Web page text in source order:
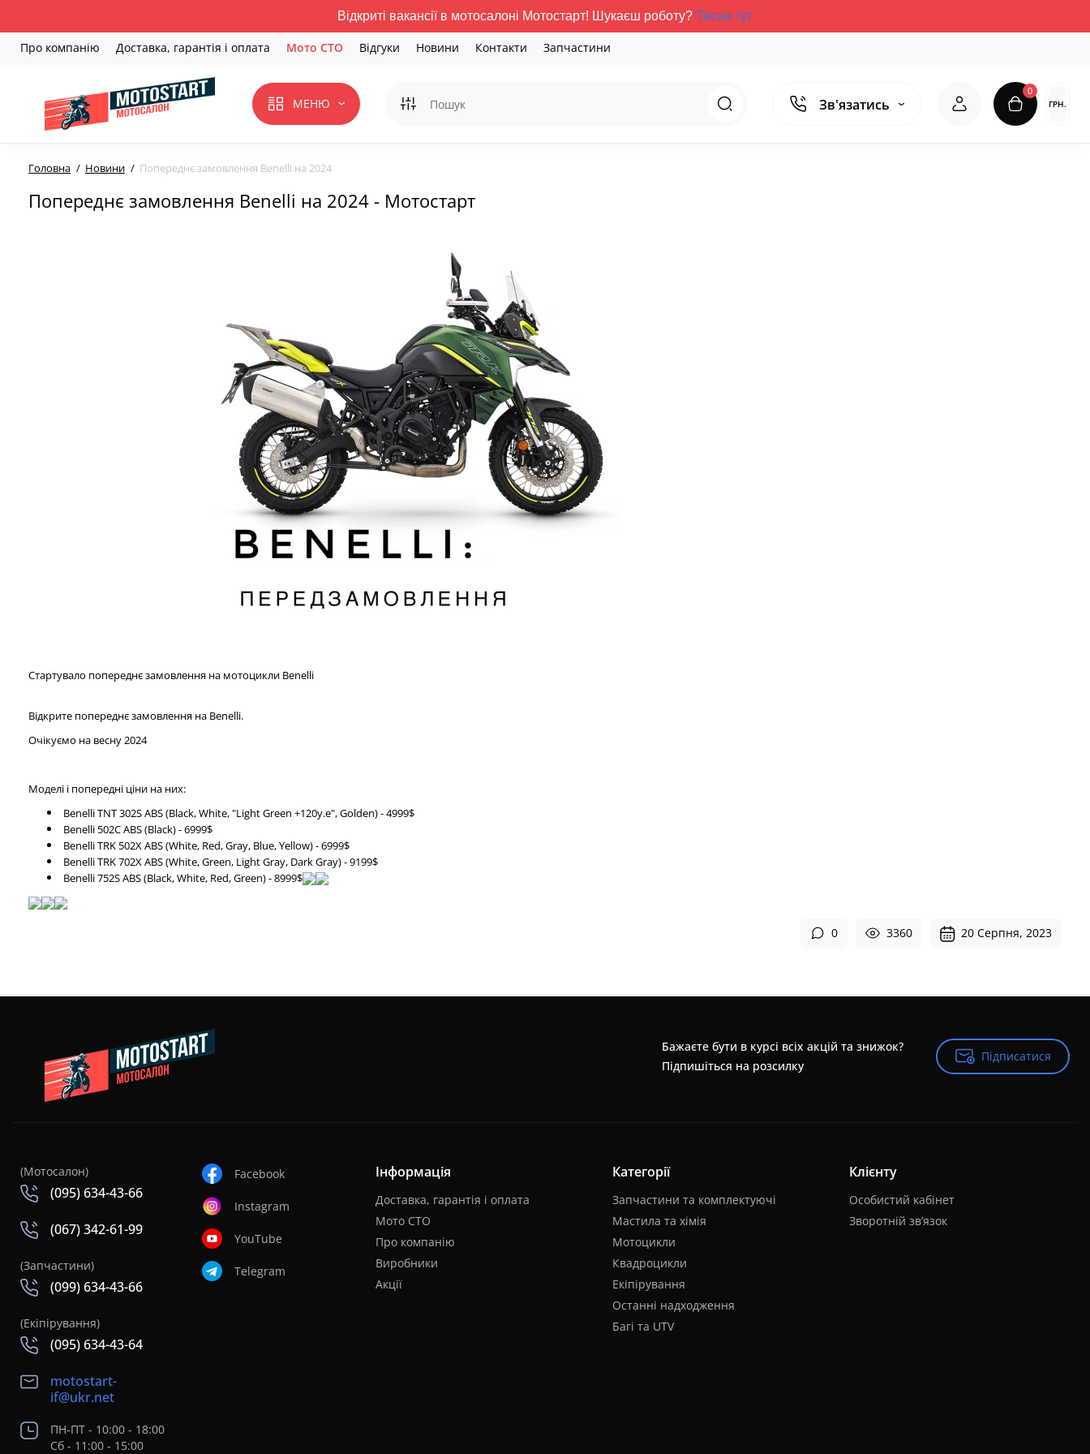
Відкриті вакансії в мотосалоні Мотостарт! Шукаєш роботу? Тисни тут
Про компанію Доставка, гарантія і оплата Мото СТО Відгуки Новини Контакти Запчастини
МЕНЮ Зв'язатись
0
ГРН.
Головна Новини Попереднє замовлення Benelli на 2024
Попереднє замовлення Benelli на 2024 - Мотостарт
Стартувало попереднє замовлення на мотоцикли Benelli
Відкрите попереднє замовлення на Benelli.
Очікуємо на весну 2024
Моделі і попередні ціни на них:
Benelli TNT 302S ABS (Black, White, "Light Green +120у.е", Golden) - 4999$
Benelli 502С АВS (Black) - 6999$
Benelli TRK 502X ABS (White, Red, Gray, Blue, Yellow) - 6999$
Benelli TRK 702X ABS (White, Green, Light Gray, Dark Gray) - 9199$
Benelli 752S ABS (Black, White, Red, Green) - 8999$
0 3360 20 Серпня, 2023
Бажаєте бути в курсі всіх акцій та знижок?
Підпишіться на розсилку
Підписатися
Підписатися
(Мотосалон)
(095) 634-43-66
(067) 342-61-99
(Запчастини)
(099) 634-43-66
(Екіпірування)
(095) 634-43-64
motostart-
if@ukr.net
ПН-ПТ - 10:00 - 18:00
Сб - 11:00 - 15:00
Facebook
Instagram
YouTube
Telegram
Інформація
Доставка, гарантія і оплата
Мото СТО
Про компанію
Виробники
Акції
Категорії
Запчастини та комплектуючі
Мастила та хімія
Мотоцикли
Квадроцикли
Екіпірування
Останні надходження
Багі та UTV
Клієнту
Особистий кабінет
Зворотній зв’язок